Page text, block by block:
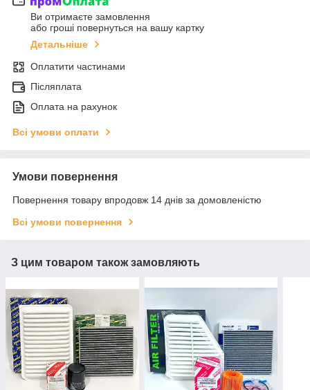
Ви отримаєте замовлення
або гроші повернуться на вашу картку
Детальніше
Оплатити частинами
Післяплата
Оплата на рахунок
Всі умови оплати
Умови повернення
Повернення товару впродовж 14 днів за домовленістю
Всі умови повернення
З цим товаром також замовляють